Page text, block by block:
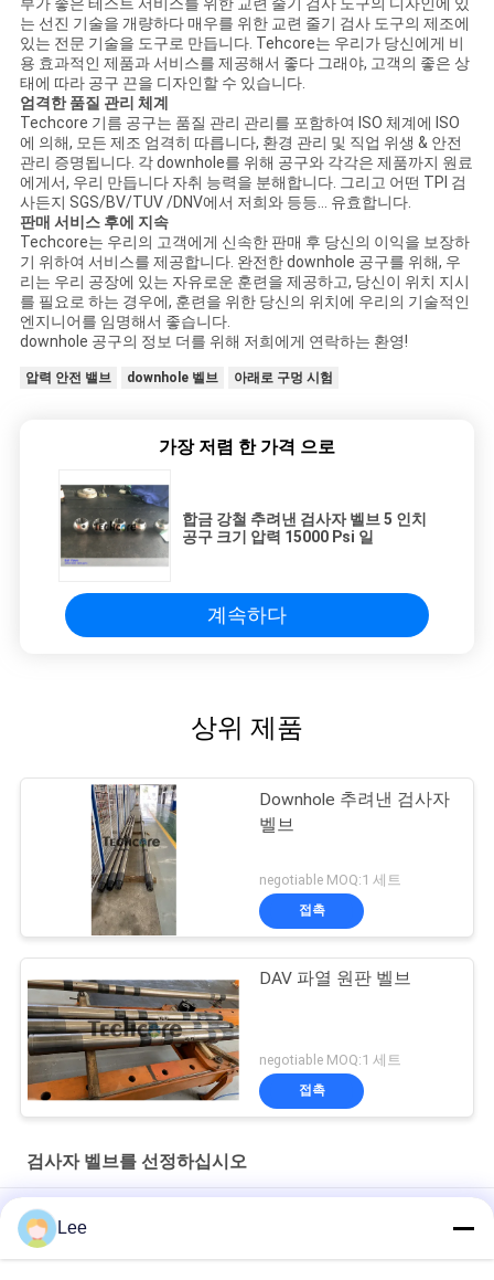
는 선진 기술을 개량하다 매우를 위한 교련 줄기 검사 도구의 제조에
있는 전문 기술을 도구로 만듭니다. Tehcore는 우리가 당신에게 비
용 효과적인 제품과 서비스를 제공해서 좋다 그래야, 고객의 좋은 상
태에 따라 공구 끈을 디자인할 수 있습니다.
엄격한 품질 관리 체계
Techcore 기름 공구는 품질 관리 관리를 포함하여 ISO 체계에 ISO
에 의해, 모든 제조 엄격히 따릅니다, 환경 관리 및 직업 위생 & 안전
관리 증명됩니다. 각 downhole를 위해 공구와 각각은 제품까지 원료
에게서, 우리 만듭니다 자취 능력을 분해합니다. 그리고 어떤 TPI 검
사든지 SGS/BV/TUV /DNV에서 저희와 등등… 유효합니다.
판매 서비스 후에 지속
Techcore는 우리의 고객에게 신속한 판매 후 당신의 이익을 보장하
기 위하여 서비스를 제공합니다. 완전한 downhole 공구를 위해, 우
리는 우리 공장에 있는 자유로운 훈련을 제공하고, 당신이 위치 지시
를 필요로 하는 경우에, 훈련을 위한 당신의 위치에 우리의 기술적인
엔지니어를 임명해서 좋습니다.
downhole 공구의 정보 더를 위해 저희에게 연락하는 환영!
압력 안전 밸브 downhole 벨브 아래로 구멍 시험
가장 저렴 한 가격 으로
합금 강철 추려낸 검사자 벨브 5 인치
공구 크기 압력 15000 Psi 일
계속하다
상위 제품
Downhole 추려낸 검사자
벨브
negotiable MOQ:1 세트
접촉
DAV 파열 원판 벨브
negotiable MOQ:1 세트
접촉
검사자 벨브를 선정하십시오
시험을 받는 유정을 위한 LPR-N 돈위홀 테스터 밸브
합금 강은 하향식 드릴 굴대 테스트를 위해 테스터 밸브를 선택합
Lee